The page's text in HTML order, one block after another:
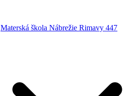
Materská škola Nábrežie Rimavy 447